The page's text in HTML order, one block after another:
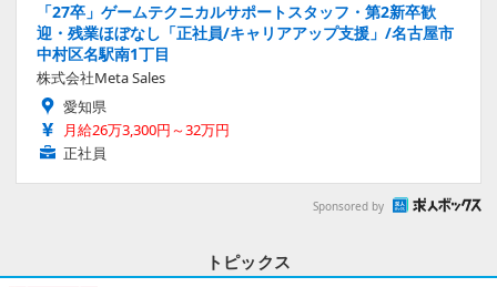
「27卒」ゲームテクニカルサポートスタッフ・第2新卒歓
迎・残業ほぼなし「正社員/キャリアアップ支援」/名古屋市
中村区名駅南1丁目
株式会社Meta Sales
愛知県
月給26万3,300円～32万円
正社員
Sponsored by
トピックス